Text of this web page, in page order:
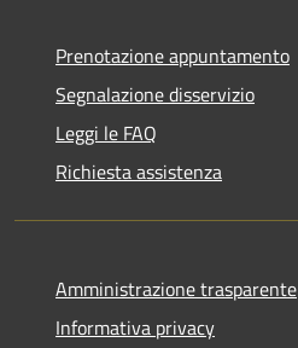
Prenotazione appuntamento
Segnalazione disservizio
Leggi le FAQ
Richiesta assistenza
Amministrazione trasparente
Informativa privacy